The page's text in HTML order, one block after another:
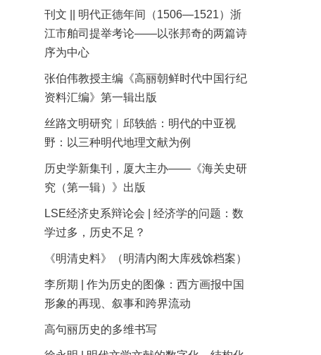
刊文 || 明代正德年间（1506—1521）浙
江市舶司提举考论——以张邦奇的两篇诗
序为中心
张伯伟教授主编《高丽朝鲜时代中国行纪
资料汇编》第一辑出版
丝路文明研究︱邱轶皓：明代的中亚视
野：以三种明代地理文献为例
历史学新集刊，厦大主办——《海关史研
究（第一辑）》出版
LSE经济史系辩论会 | 经济学的问题：数
学过多，历史不足？
《明清史料》（明清内阁大库残馀档案）
李所期 | 作为历史的图像：西方画报中国
形象的再现、叙事和跨界流动
高句丽历史的多维书写